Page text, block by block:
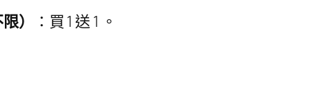
）
：買 1 送 1 。